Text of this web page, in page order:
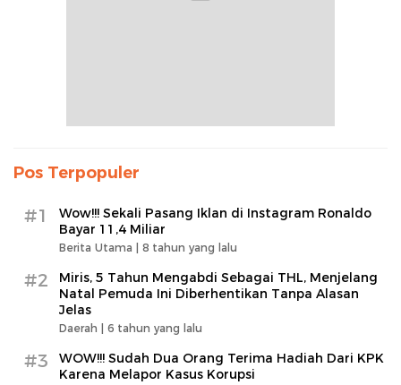
Pos Terpopuler
#1
Wow!!! Sekali Pasang Iklan di Instagram Ronaldo
Bayar 11,4 Miliar
Berita Utama | 8 tahun yang lalu
#2
Miris, 5 Tahun Mengabdi Sebagai THL, Menjelang
Natal Pemuda Ini Diberhentikan Tanpa Alasan
Jelas
Daerah | 6 tahun yang lalu
#3
WOW!!! Sudah Dua Orang Terima Hadiah Dari KPK
Karena Melapor Kasus Korupsi